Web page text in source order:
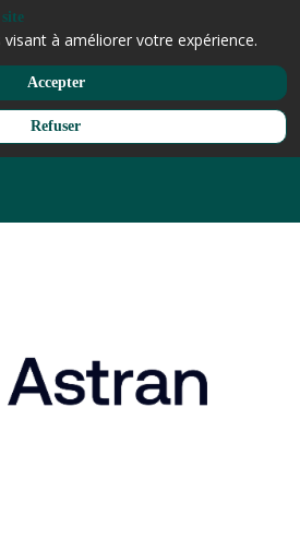
à améliorer votre expérience.
Accepter
Refuser